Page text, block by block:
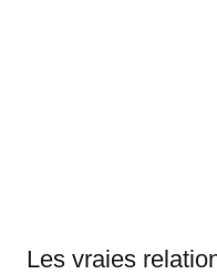
Les vraies